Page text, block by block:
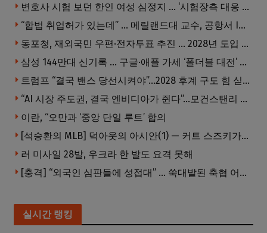
변호사 시험 보던 한인 여성 심정지 … ‘시험장측 대응 부적절’ 소송
“합법 취업허가 있는데” … 메릴랜드대 교수, 공항서 ICE에 체포, 구금 중
동포청, 재외국민 우편·전자투표 추진 … 2028년 도입 목표
삼성 144만대 신기록 … 구글·애플 가세 ‘폴더블 대전’ 열린다
트럼프 “결국 밴스 당선시켜야”…2028 후계 구도 힘 싣나
“AI 시장 주도권, 결국 엔비디아가 쥔다”…모건스탠리 장담
이란, “오만과 ‘중앙 단일 루트’ 합의
[석승환의 MLB] 덕아웃의 아시안(1) — 커트 스즈키가 우리에게 묻는 것
러 미사일 28발, 우크라 한 발도 요격 못해
[충격] “외국인 심판들에 성접대” … 쑥대밭된 축협 어디까지 추락하나
실시간 랭킹